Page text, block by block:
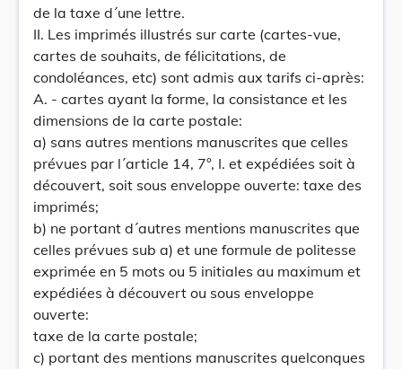
de la taxe d´une lettre.
II. Les imprimés illustrés sur carte (cartes-vue,
cartes de souhaits, de félicitations, de
condoléances, etc) sont admis aux tarifs ci-après:
A. - cartes ayant la forme, la consistance et les
dimensions de la carte postale:
a) sans autres mentions manuscrites que celles
prévues par l´article 14, 7°, I. et expédiées soit à
découvert, soit sous enveloppe ouverte: taxe des
imprimés;
b) ne portant d´autres mentions manuscrites que
celles prévues sub a) et une formule de politesse
exprimée en 5 mots ou 5 initiales au maximum et
expédiées à découvert ou sous enveloppe
ouverte:
taxe de la carte postale;
c) portant des mentions manuscrites quelconques